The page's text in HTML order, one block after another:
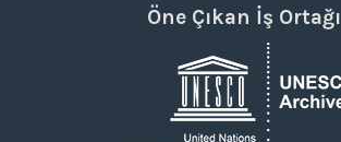
Öne Çıkan İş Ortağı